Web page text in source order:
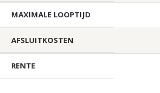
MAXIMALE LOOPTIJD
AFSLUITKOSTEN
RENTE